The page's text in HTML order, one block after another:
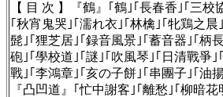
【 目 次 】
『鶴』｢鶴｣｢長春香｣｢三
｢秋宵鬼哭｣｢濡れ衣｣｢林檎｣｢牝鶏之
髭｣｢狸芝居｣｢録音風景｣｢蓄音器｣｢柄
砲｣｢學校道｣｢謎｣｢吹風琴｣｢日清戰爭
戰｣｢李鴻章｣｢亥の子餅｣｢串團子｣｢
『凸凹道』｢忙中謝客｣｢離愁｣｢柳暗